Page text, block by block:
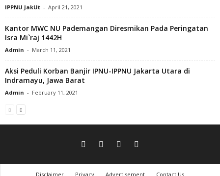
IPPNU JakUt - April 21, 2021
Kantor MWC NU Pademangan Diresmikan Pada Peringatan
Isra Mi`raj 1442H
Admin - March 11, 2021
Aksi Peduli Korban Banjir IPNU-IPPNU Jakarta Utara di
Indramayu, Jawa Barat
Admin - February 11, 2021
Disclaimer Privacy Advertisement Contact Us